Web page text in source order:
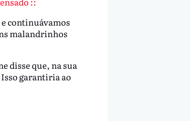
continuávamos
malandrinhos
disse que, na sua
garantiria ao